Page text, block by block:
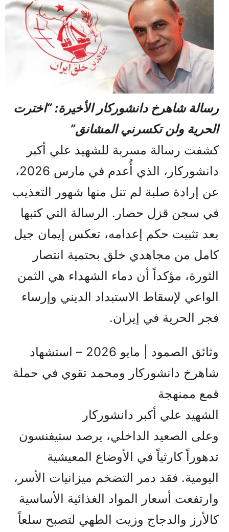
رسالة شاهرخ دانشوركار الأخيرة: “اخترت
الحرية ولن تكسرني المشانق”
كشفت رسالة مسربة للشهيد علي أكبر
دانشوركار، الذي أُعدم في مارس 2026،
عن إرادة صلبة لم تنل منها شهور التعذيب
في سجن قزل حصار. الرسالة التي كتبها
بعد تثبيت حكم إعدامه، تعكس إيمان جيل
كامل من مجاهدي خلق بحتمية انتصار
الثورة، مؤكداً أن دماء الشهداء هي الثمن
الواعي لإسقاط الاستبداد الديني وإرساء
فجر الحرية في إيران.
وثائق الصمود | مايو 2026 – استشهاد
شاهرخ دانشوركار ومحمد تقوي في حملة
قمع ممنهجة
الشهيد علي أكبر دانشوركار
وعلى الصعيد الداخلي، يرصد ستيفنسون
تدهوراً كارثياً في الأوضاع المعيشية
اليومية. فقد دمر التضخم ميزانيات الأسر،
وارتفعت أسعار المواد الغذائية الأساسية
كالأرز والدجاج وزيت الطهي لتصبح سلعاً